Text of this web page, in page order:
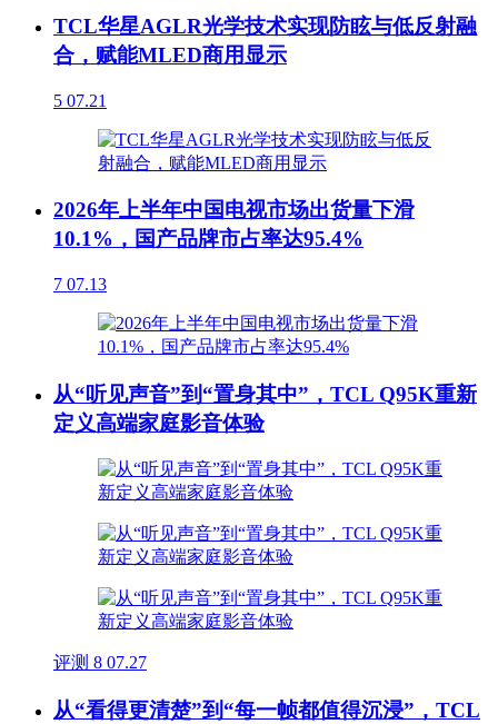
TCL华星AGLR光学技术实现防眩与低反射融
合，赋能MLED商用显示
5 07.21
2026年上半年中国电视市场出货量下滑
10.1%，国产品牌市占率达95.4%
7 07.13
从“听见声音”到“置身其中”，TCL Q95K重新
定义高端家庭影音体验
评测 8 07.27
从“看得更清楚”到“每一帧都值得沉浸”，TCL